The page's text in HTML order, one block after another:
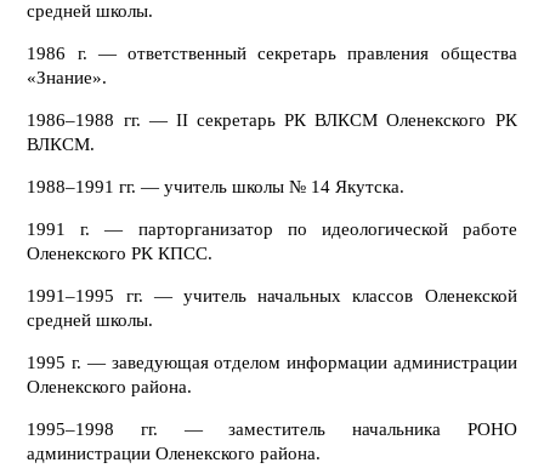
средней школы.
1986 г. — ответственный секретарь правления общества
«Знание».
1986–1988 гг. — II секретарь РК ВЛКСМ Оленекского РК
ВЛКСМ.
1988–1991 гг. — учитель школы № 14 Якутска.
1991 г. — парторганизатор по идеологической работе
Оленекского РК КПСС.
1991–1995 гг. — учитель начальных классов Оленекской
средней школы.
1995 г. — заведующая отделом информации администрации
Оленекского района.
1995–1998 гг. — заместитель начальника РОНО
администрации Оленекского района.